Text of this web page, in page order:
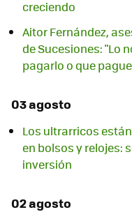
creciendo
Aitor Fernández,
de Sucesiones: "Lo
pagarlo o que
03 agosto
Los ultrarricos
en bolsos y relojes:
inversión
02 agosto